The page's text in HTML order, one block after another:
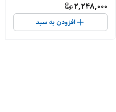
2,248,000
افزودن به سبد